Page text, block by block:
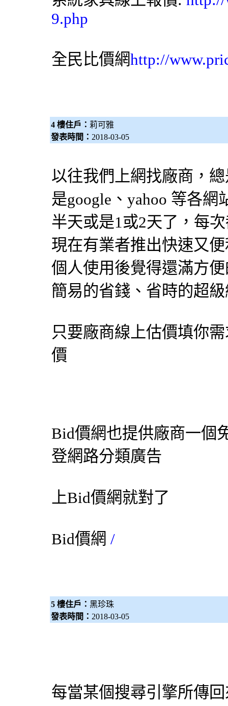
9.php
全民比價網http://
4 樓住戶： 莉可雅
發表時間： 2018-03-05
以往我們上網找廠商，
是google、yahoo 等各
半天或是1或2天了，每
現在有業者推出快速又
個人使用後覺得還滿方
簡易的省錢、省時的超
只要廠商線上估價填你
價
Bid價網也提供廠商一個
登網路分類廣告
上Bid價網就對了
Bid價網 /
5 樓住戶： 黑珍珠
發表時間： 2018-03-05
每當某個搜尋引擎所傳